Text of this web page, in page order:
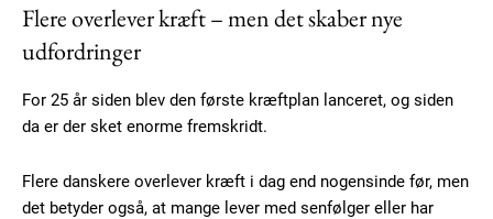
Flere overlever kræft – men det skaber nye
udfordringer
For 25 år siden blev den første kræftplan lanceret, og siden
da er der sket enorme fremskridt.
Flere danskere overlever kræft i dag end nogensinde før, men
det betyder også, at mange lever med senfølger eller har